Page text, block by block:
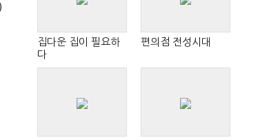
집다운 집이 필요하
다
편의점 전성시대